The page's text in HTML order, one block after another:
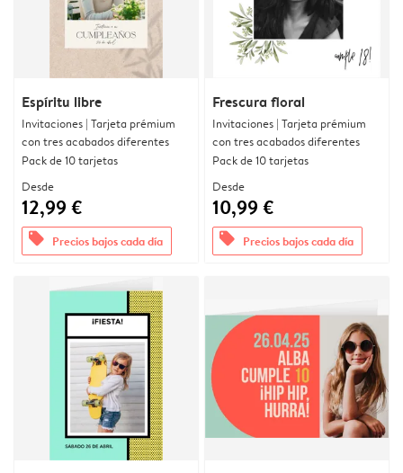
Espíritu libre
Invitaciones | Tarjeta prémium
con tres acabados diferentes
Pack de 10 tarjetas
Desde
12,99 €
offers Precios bajos cada día
Frescura floral
Invitaciones | Tarjeta prémium
con tres acabados diferentes
Pack de 10 tarjetas
Desde
10,99 €
offers Precios bajos cada día